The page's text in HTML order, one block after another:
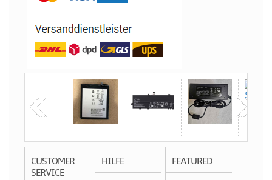
CUSTOMER
SERVICE
HILFE FEATURED